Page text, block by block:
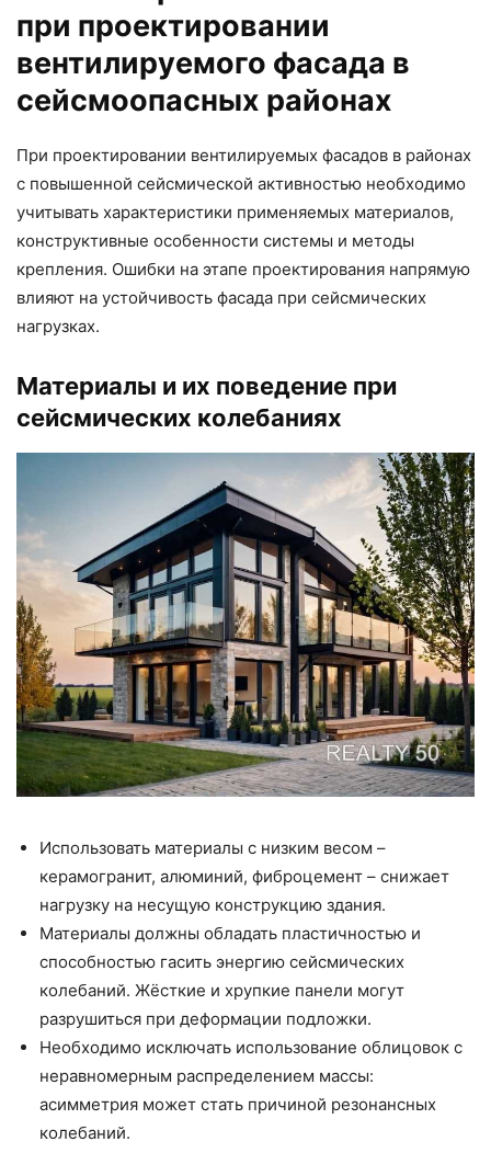
при проектировании
вентилируемого фасада в
сейсмоопасных районах
При проектировании вентилируемых фасадов в районах
с повышенной сейсмической активностью необходимо
учитывать характеристики применяемых материалов,
конструктивные особенности системы и методы
крепления. Ошибки на этапе проектирования напрямую
влияют на устойчивость фасада при сейсмических
нагрузках.
Материалы и их поведение при
сейсмических колебаниях
Использовать материалы с низким весом –
керамогранит, алюминий, фиброцемент – снижает
нагрузку на несущую конструкцию здания.
Материалы должны обладать пластичностью и
способностью гасить энергию сейсмических
колебаний. Жёсткие и хрупкие панели могут
разрушиться при деформации подложки.
Необходимо исключать использование облицовок с
неравномерным распределением массы:
асимметрия может стать причиной резонансных
колебаний.